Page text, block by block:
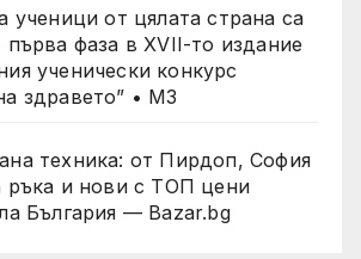
ученици от цялата страна са
първа фаза в XVII-то издание
ученически конкурс
здравето” • МЗ
техника: от Пирдоп, София
ръка и нови с ТОП цени
България — Bazar.bg